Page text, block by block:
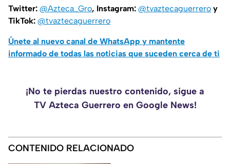
Twitter: @Azteca_Gro, Instagram: @tvaztecaguerrero y
TikTok: @tvaztecaguerrero
Únete al nuevo canal de WhatsApp y mantente
informado de todas las noticias que suceden cerca de ti
¡No te pierdas nuestro contenido, sigue a
TV Azteca Guerrero en Google News!
CONTENIDO RELACIONADO